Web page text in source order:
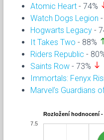
Atomic Heart - 74%
Watch Dogs Legion
Hogwarts Legacy -
It Takes Two - 88%
Riders Republic -
Saints Row - 73% south
Immortals: Fenyx
Marvel’s Guardians
Rozložení hodnocení
7.5